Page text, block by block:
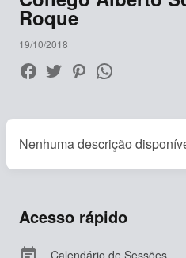
Roque
19/10/2018
Nenhuma descrição
Acesso rápido
Calendário de Sessões